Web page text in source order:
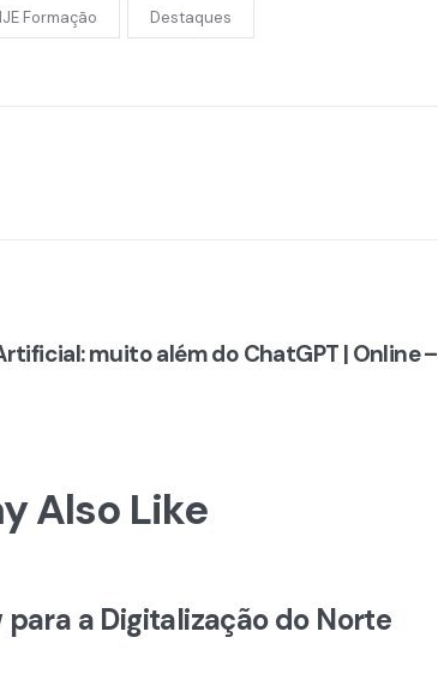
Formação Destaques
muito além do ChatGPT | Online –
Also Like
para a Digitalização do Norte